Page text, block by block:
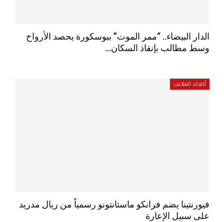
الدار البيضاء.. “ممر الموت” ببوسكورة يحصد الأرواح
وسط مطالب بإنقاذ السكان…
أصداء الملاعب
فيورنتينا يضم فرانكو ماستانتونو رسمياً من ريال مدريد
على سبيل الإعارة